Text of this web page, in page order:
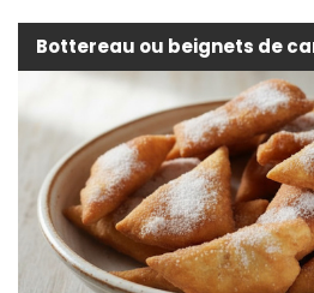
Bottereau ou beignets de